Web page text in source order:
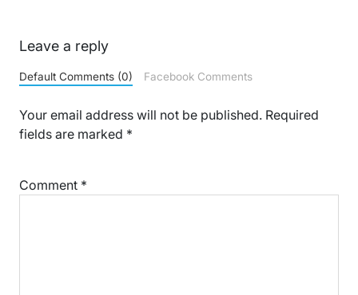
Leave a reply
Default Comments (0) Facebook Comments
Your email address will not be published. Required
fields are marked *
Comment *